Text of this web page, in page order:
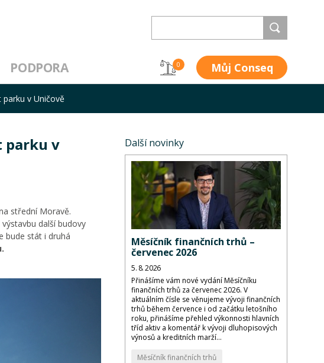
PODPORA 0 Můj Conseq
parku v Uničově
parku v
střední Moravě.
další budovy
bude stát i druhá
Další novinky
Měsíčník finančních trhů –
červenec 2026
5. 8. 2026
Přinášíme vám nové vydání Měsíčníku
finančních trhů za červenec 2026. V
aktuálním čísle se věnujeme vývoji finančních
trhů během července i od začátku letošního
roku, přinášíme přehled výkonnosti hlavních
tříd aktiv a komentář k vývoji dluhopisových
výnosů a kreditních marží...
Měsíčník finančních trhů